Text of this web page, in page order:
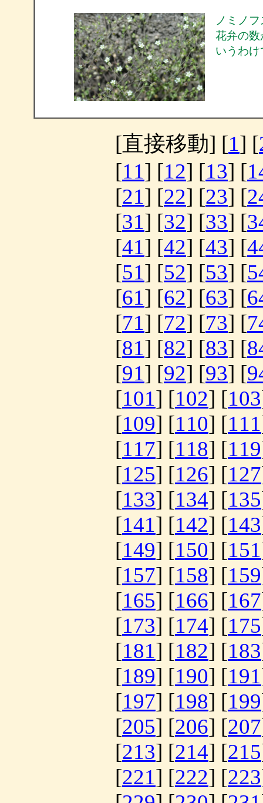
ノミノ
花弁の数
いうわけ
[直接移動] [1] [
[11] [12] [13] [
[21] [22] [23] [
[31] [32] [33] [
[41] [42] [43] [
[51] [52] [53] [
[61] [62] [63] [
[71] [72] [73] [
[81] [82] [83] [
[91] [92] [93] [
[101] [102] [103
[109] [110] [111
[117] [118] [119
[125] [126] [127
[133] [134] [135
[141] [142] [143
[149] [150] [151
[157] [158] [159
[165] [166] [167
[173] [174] [175
[181] [182] [183
[189] [190] [191
[197] [198] [199
[205] [206] [207
[213] [214] [215
[221] [222] [223